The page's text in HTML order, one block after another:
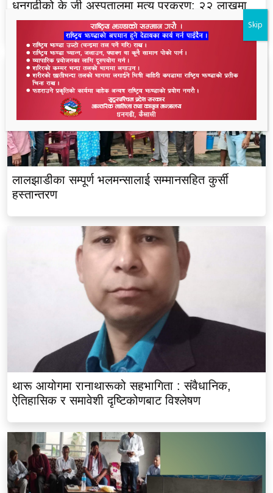
धनगढीको के जी अस्पतालमा मृत्यु प्रकरण: २२ लाखमा
केस रफादफा
लालझाडीका सम्पूर्ण भलमन्सालाई सम्मानसहित कुर्सी
हस्तान्तरण
थारू आयोगमा रानाथारूको सहभागिता : संवैधानिक,
ऐतिहासिक र समावेशी दृष्टिकोणबाट विश्लेषण
Skip